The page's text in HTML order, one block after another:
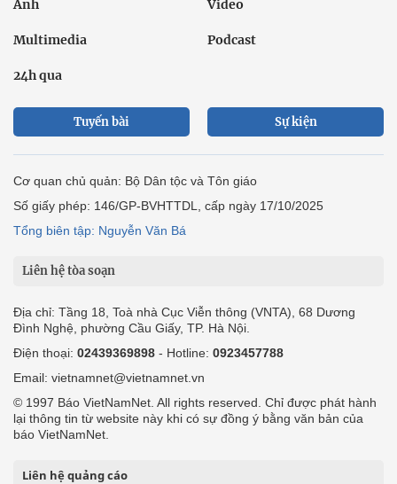
Ảnh Video
Multimedia Podcast
24h qua
Tuyến bài Sự kiện
Cơ quan chủ quản: Bộ Dân tộc và Tôn giáo
Số giấy phép: 146/GP-BVHTTDL, cấp ngày 17/10/2025
Tổng biên tập: Nguyễn Văn Bá
Liên hệ tòa soạn
Địa chỉ: Tầng 18, Toà nhà Cục Viễn thông (VNTA), 68 Dương
Đình Nghệ, phường Cầu Giấy, TP. Hà Nội.
Điện thoại: 02439369898 - Hotline: 0923457788
Email: vietnamnet@vietnamnet.vn
© 1997 Báo VietNamNet. All rights reserved. Chỉ được phát hành
lại thông tin từ website này khi có sự đồng ý bằng văn bản của
báo VietNamNet.
Liên hệ quảng cáo